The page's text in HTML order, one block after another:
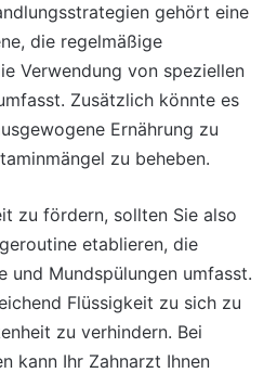
gehört eine
die regelmäßige
Verwendung von speziellen
Zusätzlich könnte es
Ernährung zu
zu beheben.
zu fördern, sollten Sie also
etablieren, die
und Mundspülungen umfasst.
Flüssigkeit zu sich zu
zu verhindern. Bei
kann Ihr Zahnarzt Ihnen